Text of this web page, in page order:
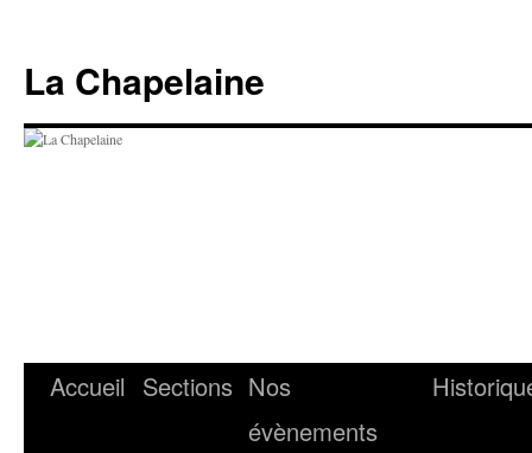
contenu
La Chapelaine
Accueil Sections Nos
évènements